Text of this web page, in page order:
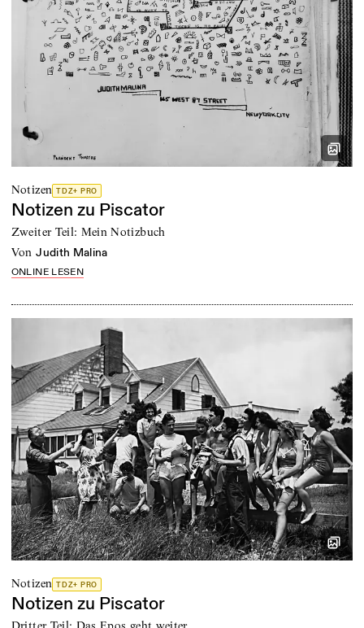
Notizen TDZ+ PRO
Notizen zu Piscator
Zweiter Teil: Mein Notizbuch
von Judith Malina
ONLINE LESEN
Notizen TDZ+ PRO
Notizen zu Piscator